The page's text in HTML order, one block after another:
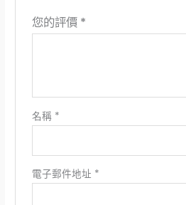
您的評價 *
名稱 *
電子郵件地址 *